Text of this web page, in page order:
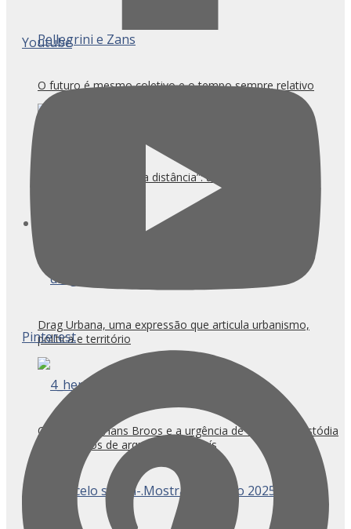
O futuro é mesmo coletivo e o tempo sempre relativo
“Entre o mergulho e a distância”: a pintura resiste
Drag Urbana, uma expressão que articula urbanismo,
política e território
O acervo de Hans Broos e a urgência de discutir a custódia
dos arquivos de arquitetura no país
Youtube
Pinterest